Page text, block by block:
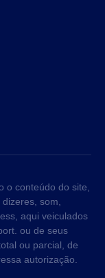
o conteúdo do site,
som,
aqui veiculados
ou de seus
ou parcial, de
autorização.